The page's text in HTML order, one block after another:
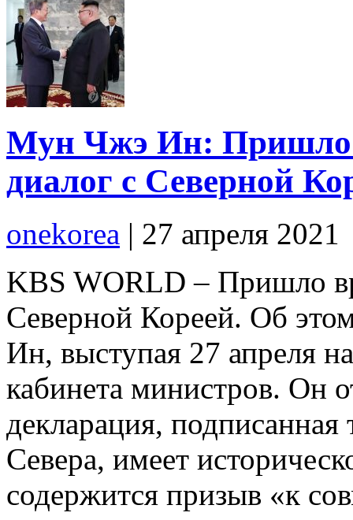
Мун Чжэ Ин: Пришло
диалог с Северной
onekorea | 27 апреля 2021
KBS WORLD – Пришло
Северной Кореей. Об
Ин, выступая 27 апреля
кабинета министров. Он
декларация,
Севера, имеет
содержится призыв «к